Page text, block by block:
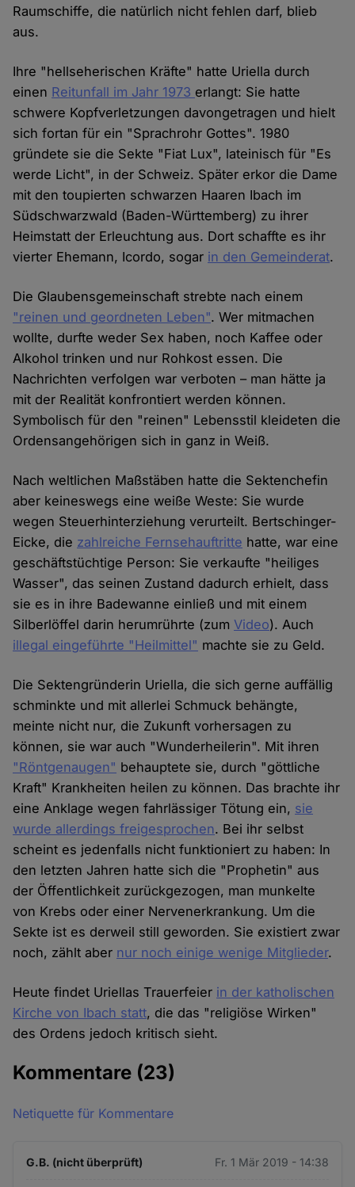
Raumschiffe, die natürlich nicht fehlen darf, blieb
aus.
Ihre "hellseherischen Kräfte" hatte Uriella durch
einen Reitunfall im Jahr 1973 erlangt: Sie hatte
schwere Kopfverletzungen davongetragen und hielt
sich fortan für ein "Sprachrohr Gottes". 1980
gründete sie die Sekte "Fiat Lux", lateinisch für "Es
werde Licht", in der Schweiz. Später erkor die Dame
mit den toupierten schwarzen Haaren Ibach im
Südschwarzwald (Baden-Württemberg) zu ihrer
Heimstatt der Erleuchtung aus. Dort schaffte es ihr
vierter Ehemann, Icordo, sogar in den Gemeinderat.
Die Glaubensgemeinschaft strebte nach einem
"reinen und geordneten Leben". Wer mitmachen
wollte, durfte weder Sex haben, noch Kaffee oder
Alkohol trinken und nur Rohkost essen. Die
Nachrichten verfolgen war verboten – man hätte ja
mit der Realität konfrontiert werden können.
Symbolisch für den "reinen" Lebensstil kleideten die
Ordensangehörigen sich in ganz in Weiß.
Nach weltlichen Maßstäben hatte die Sektenchefin
aber keineswegs eine weiße Weste: Sie wurde
wegen Steuerhinterziehung verurteilt. Bertschinger-
Eicke, die zahlreiche Fernsehauftritte hatte, war eine
geschäftstüchtige Person: Sie verkaufte "heiliges
Wasser", das seinen Zustand dadurch erhielt, dass
sie es in ihre Badewanne einließ und mit einem
Silberlöffel darin herumrührte (zumVideo). Auch
illegal eingeführte "Heilmittel" machte sie zu Geld.
Die Sektengründerin Uriella, die sich gerne auffällig
schminkte und mit allerlei Schmuck behängte,
meinte nicht nur, die Zukunft vorhersagen zu
können, sie war auch "Wunderheilerin". Mit ihren
"Röntgenaugen" behauptete sie, durch "göttliche
Kraft" Krankheiten heilen zu können. Das brachte ihr
eine Anklage wegen fahrlässiger Tötung ein, sie
wurde allerdings freigesprochen. Bei ihr selbst
scheint es jedenfalls nicht funktioniert zu haben: In
den letzten Jahren hatte sich die "Prophetin" aus
der Öffentlichkeit zurückgezogen, man munkelte
von Krebs oder einer Nervenerkrankung. Um die
Sekte ist es derweil still geworden. Sie existiert zwar
noch, zählt aber nur noch einige wenige Mitglieder.
Heute findet Uriellas Trauerfeier in der katholischen
Kirche von Ibach statt, die das "religiöse Wirken"
des Ordens jedoch kritisch sieht.
Kommentare (23)
Netiquette für Kommentare
G.B. (nicht überprüft) Fr. 1 Mär 2019 - 14:38